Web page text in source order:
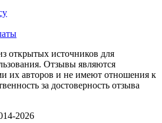
открытых источников для
Отзывы являются
их авторов и не имеют отношения к
за достоверность отзыва
2026